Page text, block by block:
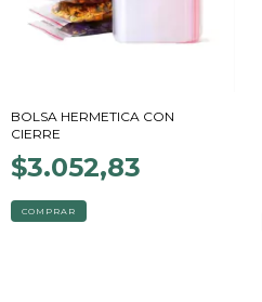
BOLSA HERMETICA CON
CIERRE
$3.052,83
COMPRAR